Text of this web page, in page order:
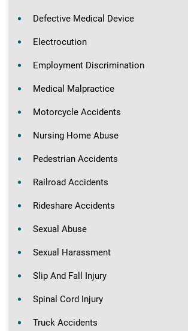
Defective Medical Device
Electrocution
Employment Discrimination
Medical Malpractice
Motorcycle Accidents
Nursing Home Abuse
Pedestrian Accidents
Railroad Accidents
Rideshare Accidents
Sexual Abuse
Sexual Harassment
Slip And Fall Injury
Spinal Cord Injury
Truck Accidents